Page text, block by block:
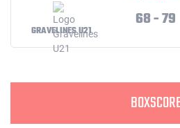
GRAVELINES U21
68 - 79